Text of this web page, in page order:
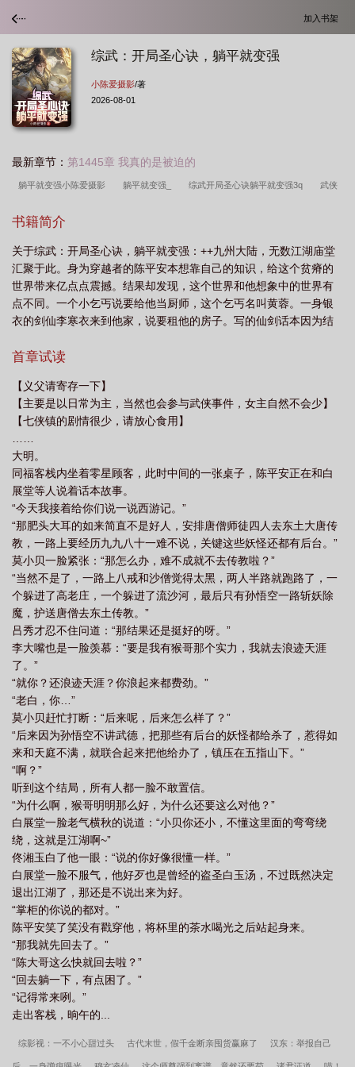
加入书架
综武：开局圣心诀，躺平就变强
小陈爱摄影/著
2026-08-01
最新章节： 第1445章 我真的是被迫的
躺平就变强小陈爱摄影 躺平就变强_ 综武开局圣心诀躺平就变强3q 武侠
摄影 躺平就变强小陈爱摄
书籍简介
关于综武：开局圣心诀，躺平就变强：++九州大陆，无数江湖庙堂
汇聚于此。身为穿越者的陈平安本想靠自己的知识，给这个贫瘠的
世界带来亿点点震撼。结果却发现，这个世界和他想象中的世界有
点不同。一个小乞丐说要给他当厨师，这个乞丐名叫黄蓉。一身银
衣的剑仙李寒衣来到他家，说要租他的房子。写的仙剑话本因为结
致郁，说要请他吃绣花针。随着找上门的女侠越来越多，陈平安只
提升实力。他只想每天吃着小厨娘做的美食，看看焰灵姬跳极乐净
土。只是，女侠们总是对他图谋不轨。甚至还有一些不开眼的上门
找茬，对于这种人，陈平安只能送他们上路。对于
首章试读
【义父请寄存一下】
【主要是以日常为主，当然也会参与武侠事件，女主自然不会少】
【七侠镇的剧情很少，请放心食用】
大明。
同福客栈内坐着零星顾客，此时中间的一张桌子，陈平安正在和白
展堂等人说着话本故事。
“今天我接着给你们说一说西游记。”
“那肥头大耳的如来简直不是好人，安排唐僧师徒四人去东土大唐传
教，一路上要经历九九八十一难不说，关键这些妖怪还都有后台。”
莫小贝一脸紧张：“那怎么办，难不成就不去传教啦？”
“当然不是了，一路上八戒和沙僧觉得太黑，两人半路就跑路了，一
个躲进了高老庄，一个躲进了流沙河，最后只有孙悟空一路斩妖除
魔，护送唐僧去东土传教。”
吕秀才忍不住问道：“那结果还是挺好的呀。”
李大嘴也是一脸羡慕：“要是我有猴哥那个实力，我就去浪迹天涯
了。”
“就你？还浪迹天涯？你浪起来都费劲。”
“老白，你…”
莫小贝赶忙打断：“后来呢，后来怎么样了？”
“后来因为孙悟空不讲武德，把那些有后台的妖怪都给杀了，惹得如
来和天庭不满，就联合起来把他给办了，镇压在五指山下。”
“啊？”
听到这个结局，所有人都一脸不敢置信。
“为什么啊，猴哥明明那么好，为什么还要这么对他？”
白展堂一脸老气横秋的说道：“小贝你还小，不懂这里面的弯弯绕
绕，这就是江湖啊~”
佟湘玉白了他一眼：“说的你好像很懂一样。”
白展堂一脸不服气，他好歹也是曾经的盗圣白玉汤，不过既然决定
退出江湖了，那还是不说出来为好。
“掌柜的你说的都对。”
陈平安笑了笑没有戳穿他，将杯里的茶水喝光之后站起身来。
“那我就先回去了。”
“陈大哥这么快就回去啦？”
“回去躺一下，有点困了。”
“记得常来咧。”
走出客栈，晌午的...
综影视：一不小心甜过头 古代末世，假千金断亲囤货赢麻了 汉东：举报自己